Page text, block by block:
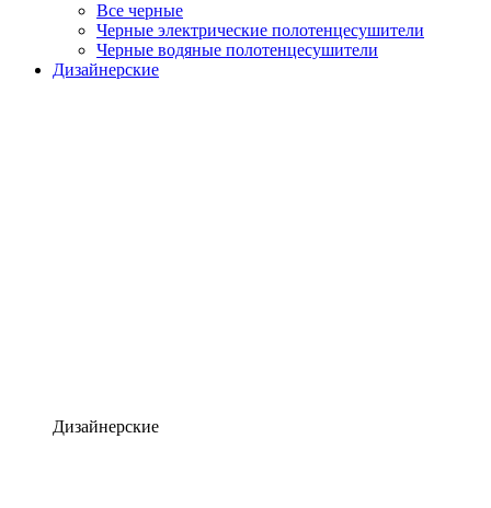
Все черные
Черные электрические полотенцесушители
Черные водяные полотенцесушители
Дизайнерские
Дизайнерские